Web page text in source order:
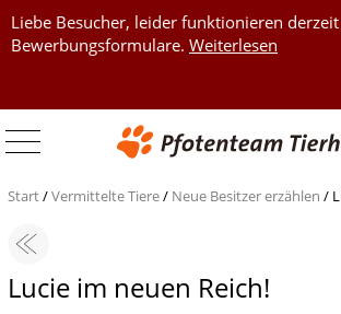
Liebe Besucher, leider funktionieren
Bewerbungsformulare. Weiterlesen
Start/Vermittelte Tiere/ Neue Besitzer erzählen /
Lucie im neuen Reich!